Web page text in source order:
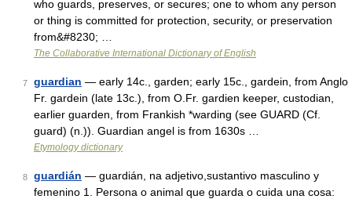
who guards, preserves, or secures; one to whom any person
or thing is committed for protection, security, or preservation
from&#8230; …
The Collaborative International Dictionary of English
7 guardian — early 14c., garden; early 15c., gardein, from Anglo
Fr. gardein (late 13c.), from O.Fr. gardien keeper, custodian,
earlier guarden, from Frankish *warding (see GUARD (Cf.
guard) (n.)). Guardian angel is from 1630s …
Etymology dictionary
8 guardián — guardián, na adjetivo,sustantivo masculino y
femenino 1. Persona o animal que guarda o cuida una cosa: